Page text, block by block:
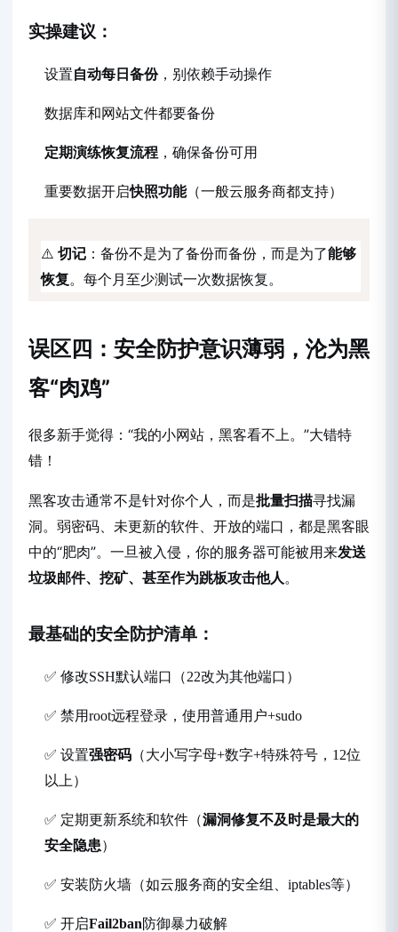
实操建议：
设置自动每日备份，别依赖手动操作
数据库和网站文件都要备份
定期演练恢复流程 ，确保备份可用
重要数据开启快照功能（一般云服务商都支持）
⚠️ 切记 ：备份不是为了备份而备份，而是为了能够
恢复。每个月至少测试一次数据恢复。
误区四：安全防护意识薄弱，沦为黑
客“肉鸡”
很多新手觉得：“我的小网站，黑客看不上。”大错特
错！
黑客攻击通常不是针对你个人，而是批量扫描寻找漏
洞。弱密码、未更新的软件、开放的端口，都是黑客眼
中的“肥肉”。一旦被入侵，你的服务器可能被用来发送
垃圾邮件、挖矿、甚至作为跳板攻击他人。
最基础的安全防护清单：
✅ 修改SSH默认端口（22改为其他端口）
✅ 禁用root远程登录，使用普通用户+sudo
✅ 设置强密码 （大小写字母+数字+特殊符号，12位
以上）
✅ 定期更新系统和软件（漏洞修复不及时是最大的
安全隐患）
✅ 安装防火墙（如云服务商的安全组、iptables等）
✅ 开启Fail2ban防御暴力破解